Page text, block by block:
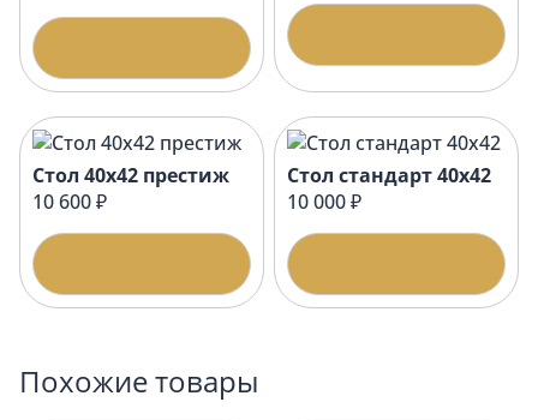
Стол 40х42 престиж
10 600 ₽
Стол стандарт 40х42
10 000 ₽
Похожие товары